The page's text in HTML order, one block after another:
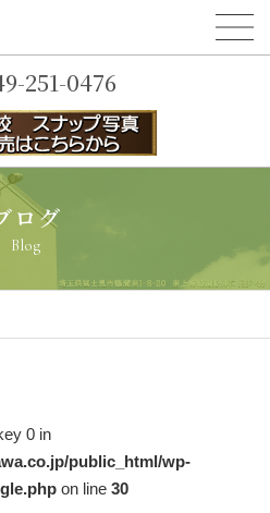
251-0476
ログ
Blog
0 in
public_html/wp-
on line30